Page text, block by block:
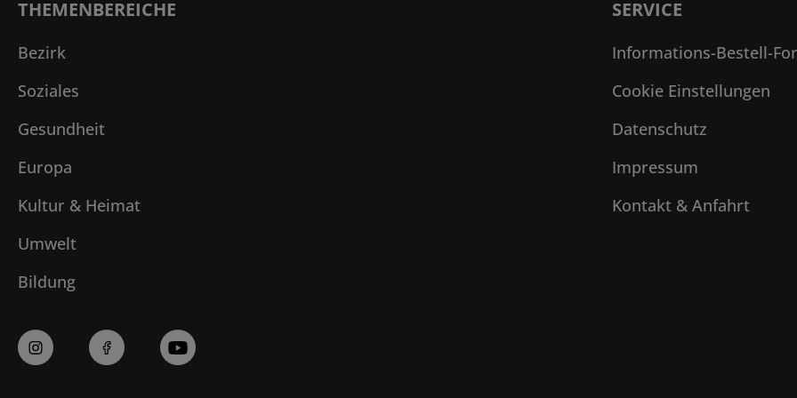
THEMENBEREICHE
Bezirk
Soziales
Gesundheit
Europa
Kultur & Heimat
Umwelt
Bildung
SERVICE
Informations-Bestell-
Cookie Einstellungen
Datenschutz
Impressum
Kontakt & Anfahrt
Profile
in